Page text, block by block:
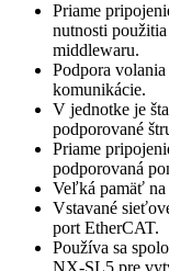
Priame
nutnosti
middlewaru.
Podpora
komunikácie.
V jednotke je
podporované
Priame
podporovaná
Veľká pamäť na
Vstavané
port EtherCAT.
Používa sa